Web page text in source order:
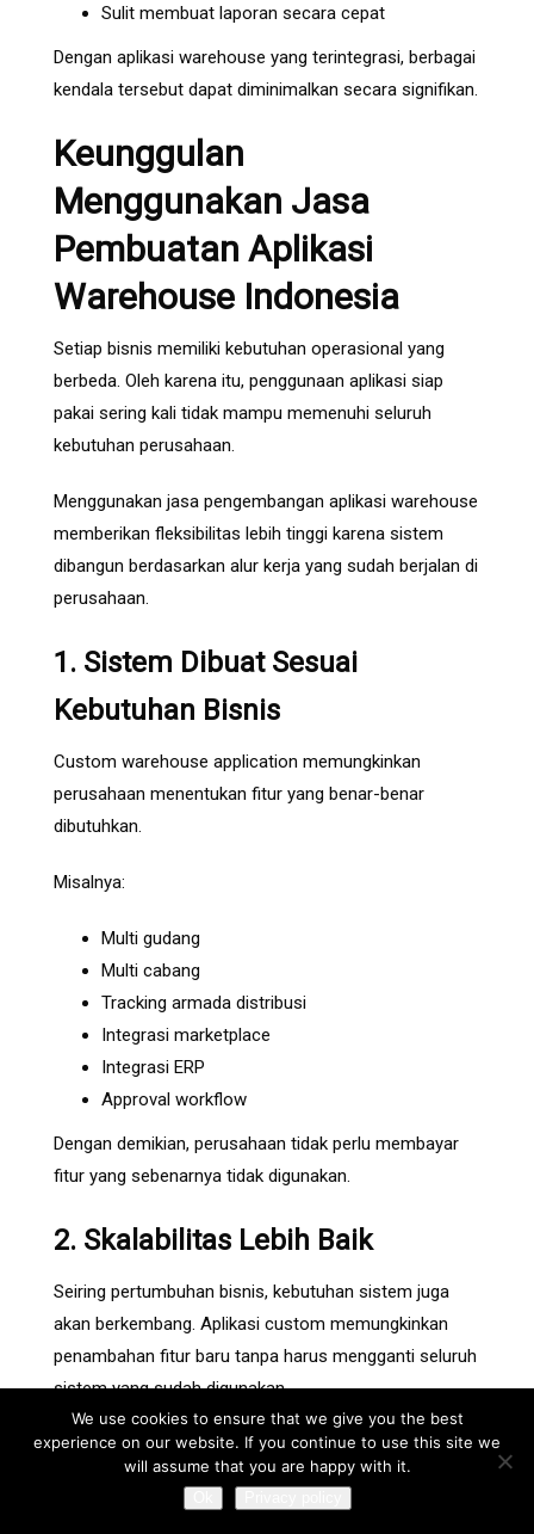
Sulit membuat laporan secara cepat
Dengan aplikasi warehouse yang terintegrasi, berbagai
kendala tersebut dapat diminimalkan secara signifikan.
Keunggulan
Menggunakan Jasa
Pembuatan Aplikasi
Warehouse Indonesia
Setiap bisnis memiliki kebutuhan operasional yang
berbeda. Oleh karena itu, penggunaan aplikasi siap
pakai sering kali tidak mampu memenuhi seluruh
kebutuhan perusahaan.
Menggunakan jasa pengembangan aplikasi warehouse
memberikan fleksibilitas lebih tinggi karena sistem
dibangun berdasarkan alur kerja yang sudah berjalan di
perusahaan.
1. Sistem Dibuat Sesuai
Kebutuhan Bisnis
Custom warehouse application memungkinkan
perusahaan menentukan fitur yang benar-benar
dibutuhkan.
Misalnya:
Multi gudang
Multi cabang
Tracking armada distribusi
Integrasi marketplace
Integrasi ERP
Approval workflow
Dengan demikian, perusahaan tidak perlu membayar
fitur yang sebenarnya tidak digunakan.
2. Skalabilitas Lebih Baik
Seiring pertumbuhan bisnis, kebutuhan sistem juga
akan berkembang. Aplikasi custom memungkinkan
penambahan fitur baru tanpa harus mengganti seluruh
sistem yang sudah digunakan.
Hal ini membuat investasi teknologi menjadi lebih
efisien dalam jangka panjang.
We use cookies to ensure that we give you the best
experience on our website. If you continue to use this site we
will assume that you are happy with it.